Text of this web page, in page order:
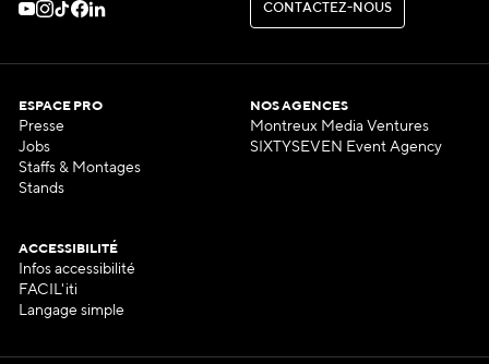
CON ACT EZ-N OUS
CONTACTEZ-NOUS
ESPACE PRO
Presse
Jobs
Staffs & Montages
Stands
NOS AGENCES
Montreux Media Ventures
SIXTYSEVEN Event Agency
ACCESSIBILITÉ
Infos accessibilité
FACIL'iti
Langage simple